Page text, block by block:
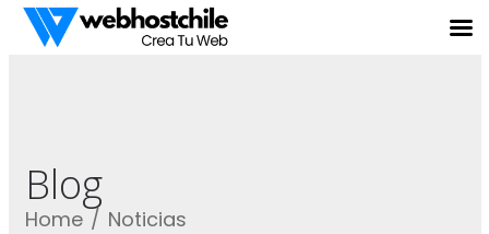
Blog
Home
Noticias